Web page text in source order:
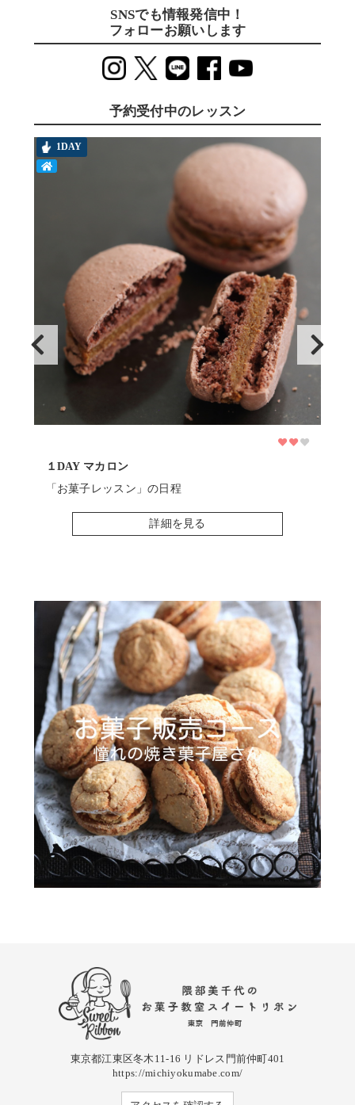
SNSでも情報発信中！
フォローお願いします
予約受付中のレッスン
1DAY
１DAY マカロン
「お菓子レッスン」の日程
詳細を見る
東京都江東区冬木11-16 リドレス門前仲町401
https://michiyokumabe.com/